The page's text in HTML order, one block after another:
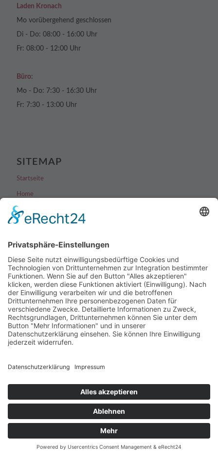
Laden Kronach
Mo vorübergehend geschlossen
Di - Do: 08:00 - 16:00 Uhr
Fr: 08:00 - 12:00 Uhr
Büro:
Mo - Do: 7:30 - 16:30 Uhr
Fr: 7:30 - 13:00 Uhr
SITEMAP
Startseite
Home
Lifestyle
Entdecken
Deine Zukunft
Kontakt Coburg
AKTUELLE NEWS
Elektroniker Energie- und Gebäudetechnik
30. Oktober 2025 - 17:44
Technischer Zeichner m/w/d
28. Oktober 2025 - 11:07
Elektroniker Energie- und Gebäudetechnik
20. Oktober 2025 - 11:13